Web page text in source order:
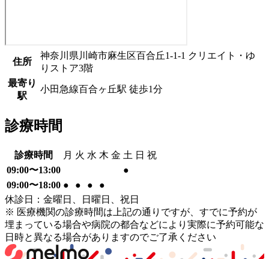
住所
神奈川県川崎市麻生区百合丘1-1-1 クリエイト・ゆ
りストア3階
最寄り
駅
小田急線百合ヶ丘駅 徒歩1分
診療時間
診療時間 月 火 水 木 金 土 日 祝
09:00〜13:00
●
09:00〜18:00 ● ● ●
●
休診日：金曜日、日曜日、祝日
※ 医療機関の診療時間は上記の通りですが、すでに予約が
埋まっている場合や病院の都合などにより実際に予約可能な
日時と異なる場合がありますのでご了承ください